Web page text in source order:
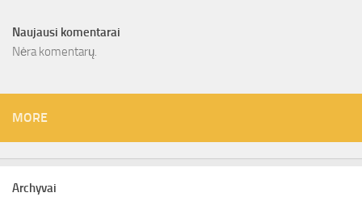
Naujausi komentarai
Nėra komentarų.
MORE
Archyvai